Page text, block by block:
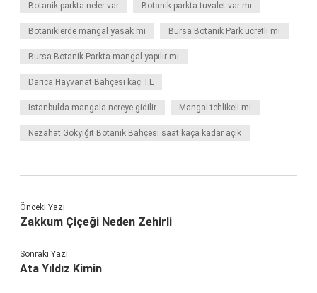
Botanik parkta neler var Botanik parkta tuvalet var mı
Botaniklerde mangal yasak mı Bursa Botanik Park ücretli mi
Bursa Botanik Parkta mangal yapılır mı
Darıca Hayvanat Bahçesi kaç TL
İstanbulda mangala nereye gidilir Mangal tehlikeli mi
Nezahat Gökyiğit Botanik Bahçesi saat kaça kadar açık
Önceki Yazı
Zakkum Çiçeği Neden Zehirli
Sonraki Yazı
Ata Yıldız Kimin